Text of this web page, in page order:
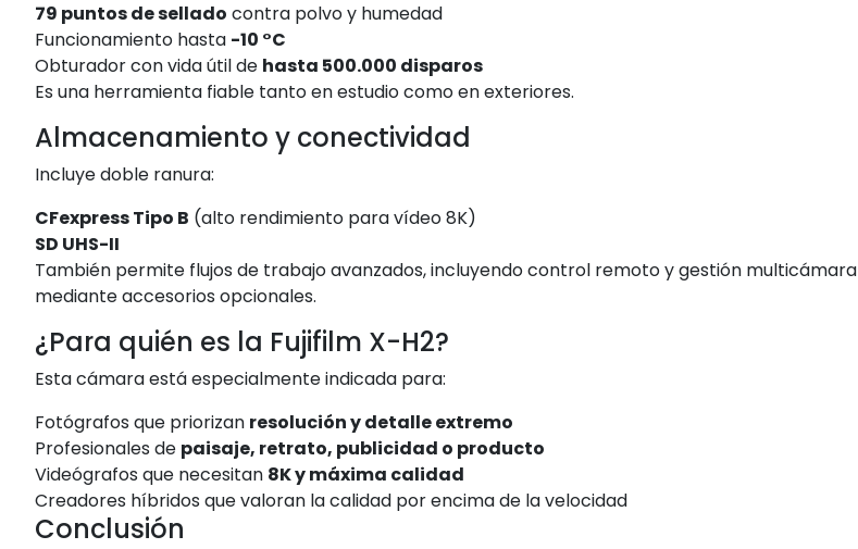
79 puntos de sellado contra polvo y humedad
Funcionamiento hasta -10 °C
Obturador con vida útil de hasta 500.000 disparos
Es una herramienta fiable tanto en estudio como en exteriores.
Almacenamiento y conectividad
Incluye doble ranura:
CFexpress Tipo B (alto rendimiento para vídeo 8K)
SD UHS-II
También permite flujos de trabajo avanzados, incluyendo control remoto y gestión multicámara
mediante accesorios opcionales.
¿Para quién es la Fujifilm X-H2?
Esta cámara está especialmente indicada para:
Fotógrafos que priorizan resolución y detalle extremo
Profesionales de paisaje, retrato, publicidad o producto
Videógrafos que necesitan 8K y máxima calidad
Creadores híbridos que valoran la calidad por encima de la velocidad
Conclusión